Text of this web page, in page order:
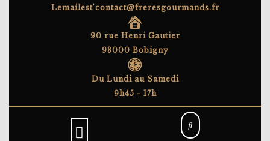
Lemailest'contact@freresgourmands.fr
90 rue Henri Gautier
93000 Bobigny
Du Lundi au Samedi
9h45 - 17h